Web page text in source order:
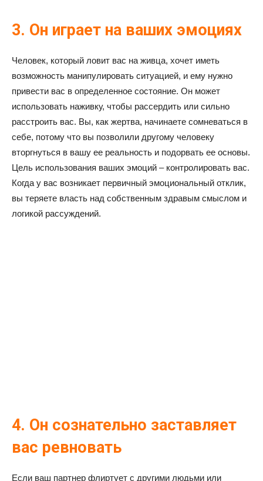
3. Он играет на ваших эмоциях
Человек, который ловит вас на живца, хочет иметь
возможность манипулировать ситуацией, и ему нужно
привести вас в определенное состояние. Он может
использовать наживку, чтобы рассердить или сильно
расстроить вас. Вы, как жертва, начинаете сомневаться в
себе, потому что вы позволили другому человеку
вторгнуться в вашу ее реальность и подорвать ее основы.
Цель использования ваших эмоций – контролировать вас.
Когда у вас возникает первичный эмоциональный отклик,
вы теряете власть над собственным здравым смыслом и
логикой рассуждений.
4. Он сознательно заставляет
вас ревновать
Если ваш партнер флиртует с другими людьми или